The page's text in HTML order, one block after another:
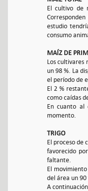
El cultivo de
estudio
consumo
MAÍZ DE
Los cultivares
un 98 %. La
el período de
El 2 %
como caídas
En cuanto al
momento.
TRIGO
El proceso de
favorecido
faltante.
El
del área un
A